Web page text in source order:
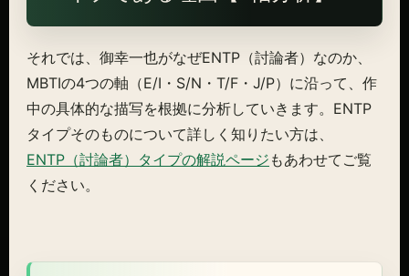
それでは、御幸一也がなぜENTP（討論者）なのか、
MBTIの4つの軸（E/I・S/N・T/F・J/P）に沿って、作
中の具体的な描写を根拠に分析していきます。ENTP
タイプそのものについて詳しく知りたい方は、
ENTP（討論者）タイプの解説ページ もあわせてご覧
ください。